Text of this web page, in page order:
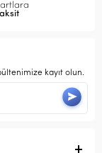
kayıt olun.